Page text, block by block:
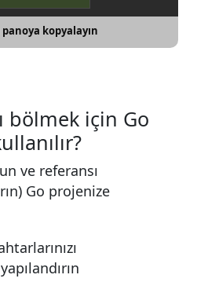
kopyalayın
bölmek için Go
ve referansı
Go projenize